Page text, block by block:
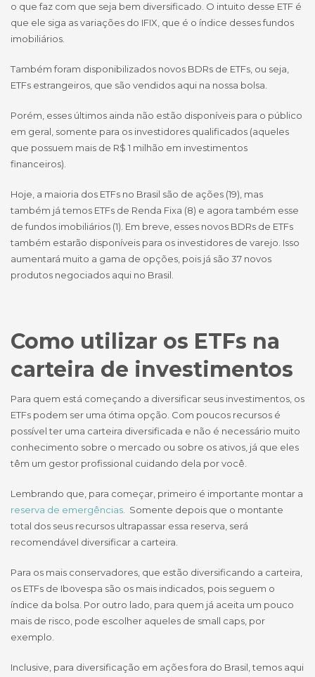
o que faz com que seja bem diversificado. O intuito desse ETF é
que ele siga as variações do IFIX, que é o índice desses fundos
imobiliários.
Também foram disponibilizados novos BDRs de ETFs, ou seja,
ETFs estrangeiros, que são vendidos aqui na nossa bolsa.
Porém, esses últimos ainda não estão disponíveis para o público
em geral, somente para os investidores qualificados (aqueles
que possuem mais de R$ 1 milhão em investimentos
financeiros).
Hoje, a maioria dos ETFs no Brasil são de ações (19), mas
também já temos ETFs de Renda Fixa (8) e agora também esse
de fundos imobiliários (1). Em breve, esses novos BDRs de ETFs
também estarão disponíveis para os investidores de varejo. Isso
aumentará muito a gama de opções, pois já são 37 novos
produtos negociados aqui no Brasil.
Como utilizar os ETFs na
carteira de investimentos
Para quem está começando a diversificar seus investimentos, os
ETFs podem ser uma ótima opção. Com poucos recursos é
possível ter uma carteira diversificada e não é necessário muito
conhecimento sobre o mercado ou sobre os ativos, já que eles
têm um gestor profissional cuidando dela por você.
Lembrando que, para começar, primeiro é importante montar a
reserva de emergências. Somente depois que o montante
total dos seus recursos ultrapassar essa reserva, será
recomendável diversificar a carteira.
Para os mais conservadores, que estão diversificando a carteira,
os ETFs de Ibovespa são os mais indicados, pois seguem o
índice da bolsa. Por outro lado, para quem já aceita um pouco
mais de risco, pode escolher aqueles de small caps, por
exemplo.
Inclusive, para diversificação em ações fora do Brasil, temos aqui